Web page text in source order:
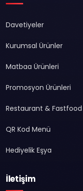
Davetiyeler
Kurumsal Ürünler
Matbaa Ürünleri
Promosyon Ürünleri
Restaurant & Fastfood
QR Kod Menü
Hediyelik Eşya
İletişim